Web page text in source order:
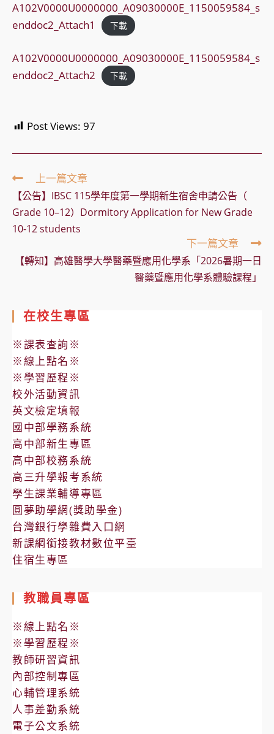
A102V0000U0000000_A09030000E_1150059584_s
enddoc2_Attach1
下載
A102V0000U0000000_A09030000E_1150059584_s
enddoc2_Attach2
下載
Post Views: 97
Read
more
articles
上一篇文章
【公告】IBSC 115學年度第一學期新生宿舍申請公告（
Grade 10–12）Dormitory Application for New Grade
10-12 students
下一篇文章
【轉知】高雄醫學大學醫藥暨應用化學系「2026暑期一日
醫藥暨應用化學系體驗課程」
在校生專區
※課表查詢※
※線上點名※
※學習歷程※
校外活動資訊
英文檢定填報
國中部學務系統
高中部新生專區
高中部校務系統
高三升學報考系統
學生課業輔導專區
圓夢助學網(獎助學金)
台灣銀行學雜費入口網
新課綱銜接教材數位平臺
住宿生專區
教職員專區
※線上點名※
※學習歷程※
教師研習資訊
內部控制專區
心輔管理系統
人事差勤系統
電子公文系統